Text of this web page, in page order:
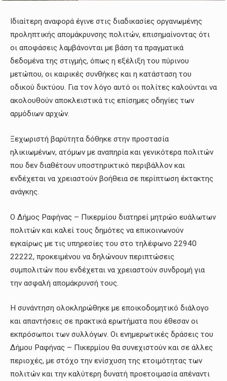
Ιδιαίτερη αναφορά έγινε στις διαδικασίες οργανωμένης
προληπτικής απομάκρυνσης πολιτών, επισημαίνοντας ότι
οι αποφάσεις λαμβάνονται με βάση τα πραγματικά
δεδομένα της στιγμής, όπως η εξέλιξη του πύρινου
μετώπου, οι καιρικές συνθήκες και η κατάσταση του
οδικού δικτύου. Για τον λόγο αυτό οι πολίτες καλούνται να
ακολουθούν αποκλειστικά τις επίσημες οδηγίες των
αρμόδιων αρχών.
Ξεχωριστή βαρύτητα δόθηκε στην προστασία
ηλικιωμένων, ατόμων με αναπηρία και γενικότερα πολιτών
που δεν διαθέτουν υποστηρικτικό περιβάλλον και
ενδέχεται να χρειαστούν βοήθεια σε περίπτωση έκτακτης
ανάγκης.
Ο Δήμος Ραφήνας – Πικερμίου διατηρεί μητρώο ευάλωτων
πολιτών και καλεί τους δημότες να επικοινωνούν
εγκαίρως με τις υπηρεσίες του στο τηλέφωνο 22940
22222, προκειμένου να δηλώνουν περιπτώσεις
συμπολιτών που ενδέχεται να χρειαστούν συνδρομή για
την ασφαλή απομάκρυνσή τους.
Η συνάντηση ολοκληρώθηκε με εποικοδομητικό διάλογο
και απαντήσεις σε πρακτικά ερωτήματα που έθεσαν οι
εκπρόσωποι των συλλόγων. Οι ενημερωτικές δράσεις του
Δήμου Ραφήνας – Πικερμίου θα συνεχιστούν και σε άλλες
περιοχές, με στόχο την ενίσχυση της ετοιμότητας των
πολιτών και την καλύτερη δυνατή προετοιμασία απέναντι